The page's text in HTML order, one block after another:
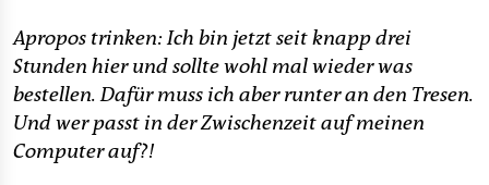
Apropos trinken: Ich bin jetzt seit knapp drei
Stunden hier und sollte wohl mal wieder was
bestellen. Dafür muss ich aber runter an den Tresen.
Und wer passt in der Zwischenzeit auf meinen
Computer auf?!